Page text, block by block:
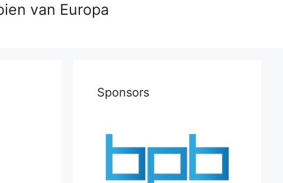
van Europa
Sponsors